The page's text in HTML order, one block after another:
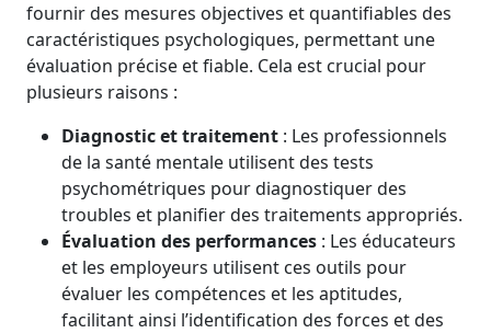
fournir des mesures objectives et quantifiables des
caractéristiques psychologiques, permettant une
évaluation précise et fiable. Cela est crucial pour
plusieurs raisons :
Diagnostic et traitement : Les professionnels
de la santé mentale utilisent des tests
psychométriques pour diagnostiquer des
troubles et planifier des traitements appropriés.
Évaluation des performances : Les éducateurs
et les employeurs utilisent ces outils pour
évaluer les compétences et les aptitudes,
facilitant ainsi l’identification des forces et des